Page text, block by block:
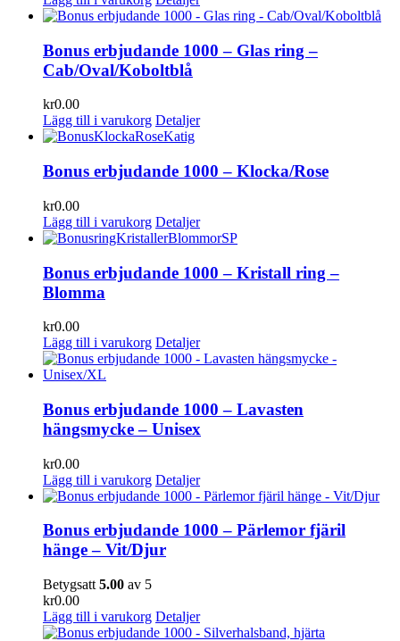
Bonus erbjudande 1000 – Glas ring –
Cab/Oval/Koboltblå
kr0.00
Lägg till i varukorg Detaljer
Bonus erbjudande 1000 – Klocka/Rose
kr0.00
Lägg till i varukorg Detaljer
Bonus erbjudande 1000 – Kristall ring –
Blomma
kr0.00
Lägg till i varukorg Detaljer
Bonus erbjudande 1000 – Lavasten
hängsmycke – Unisex
kr0.00
Lägg till i varukorg Detaljer
Bonus erbjudande 1000 – Pärlemor fjäril
hänge – Vit/Djur
Betygsatt 5.00 av 5
kr0.00
Lägg till i varukorg Detaljer